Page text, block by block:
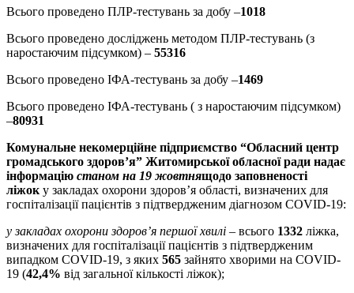
Всього проведено ПЛР-тестувань за добу –1018
Всього проведено досліджень методом ПЛР-тестувань (з
наростаючим підсумком) – 55316
Всього проведено ІФА-тестувань за добу –1469
Всього проведено ІФА-тестувань ( з наростаючим підсумком)
–80931
Комунальне некомерційне підприємство “Обласний центр
громадського здоров’я” Житомирської обласної ради надає
інформацію станом на 19 жовтнящодо заповненості
ліжоку закладах охорони здоров’я області, визначених для
госпіталізації пацієнтів з підтвердженим діагнозом COVID-19:
у закладах охорони здоров’я першої хвилі – всього 1332 ліжка,
визначених для госпіталізації пацієнтів з підтвердженим
випадком COVID-19, з яких 565 зайнято хворими на COVID-
19 (42,4% від загальної кількості ліжок);